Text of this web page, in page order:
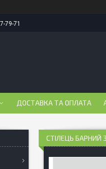
79-71
ДОСТАВКА ТА ОПЛАТА
СТІЛЕЦЬ БАРНИЙ